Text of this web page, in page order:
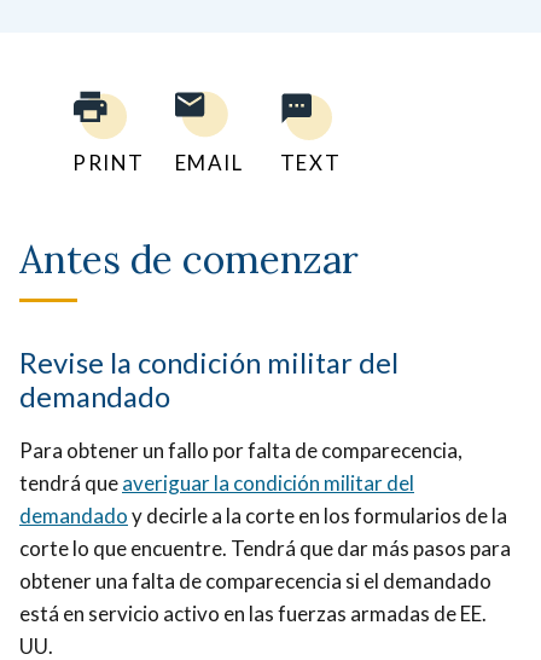
PRINT EMAIL TEXT
Antes de comenzar
Revise la condición militar del
demandado
Para obtener un fallo por falta de comparecencia,
tendrá queaveriguar la condición militar del
demandadoy decirle a la corte en los formularios de la
corte lo que encuentre. Tendrá que dar más pasos para
obtener una falta de comparecencia si el demandado
está en servicio activo en las fuerzas armadas de EE.
UU.